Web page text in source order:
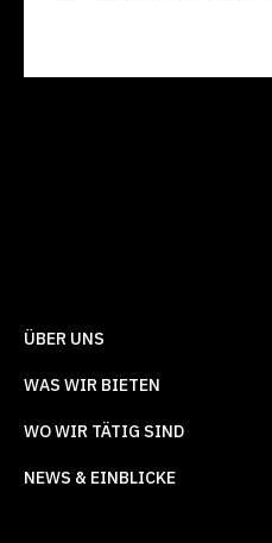
ÜBER UNS
WAS WIR BIETEN
WO WIR TÄTIG SIND
NEWS & EINBLICKE